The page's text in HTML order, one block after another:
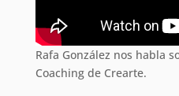
Rafa González nos habla
Coaching de Crearte.